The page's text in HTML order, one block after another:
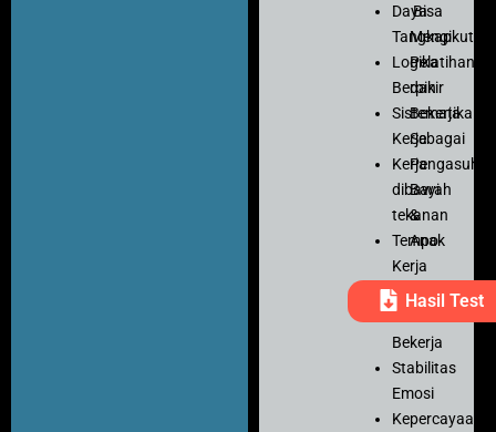
Daya
Tangkap
Logika
Berpikir
Sistematika
Kerja
Kerja
dibawah
tekanan
Tempo
Kerja
Ketelitian
Motivasi
Bekerja
Stabilitas
Emosi
Kepercayaan
Bisa
Mengikuti
Pelatihan
dan
Bekerja
Sebagai
Pengasuh
Bayi
&
Anak
Hasil Test